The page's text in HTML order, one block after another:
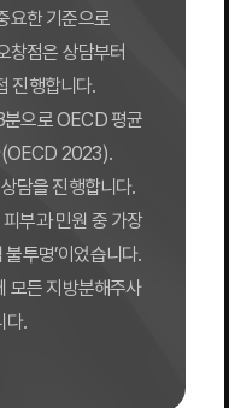
요한 기준으로
창점은 상담부터
진행합니다.
분으로 OECD 평균
(OECD 2023).
담을 진행합니다.
부과 민원 중 가장
투명’이었습니다.
모든 지방분해주사
다.